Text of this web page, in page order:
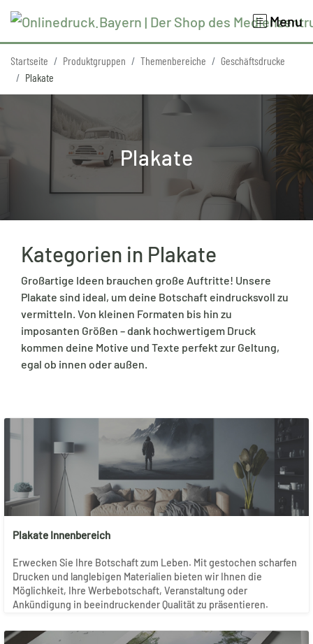
Menu
Startseite Produktgruppen Themenbereiche
Geschäftsdrucke
Plakate
Plakate
Kategorien in Plakate
Großartige Ideen brauchen große Auftritte! Unsere
Plakate sind ideal, um deine Botschaft eindrucksvoll zu
vermitteln. Von kleinen Formaten bis hin zu
imposanten Größen – dank hochwertigem Druck
kommen deine Motive und Texte perfekt zur Geltung,
egal ob innen oder außen.
Plakate Innenbereich
Erwecken Sie Ihre Botschaft zum Leben. Mit gestochen scharfen
Drucken und langlebigen Materialien bieten wir Ihnen die
Möglichkeit, Ihre Werbebotschaft, Veranstaltung oder
Ankündigung in beeindruckender Qualität zu präsentieren.